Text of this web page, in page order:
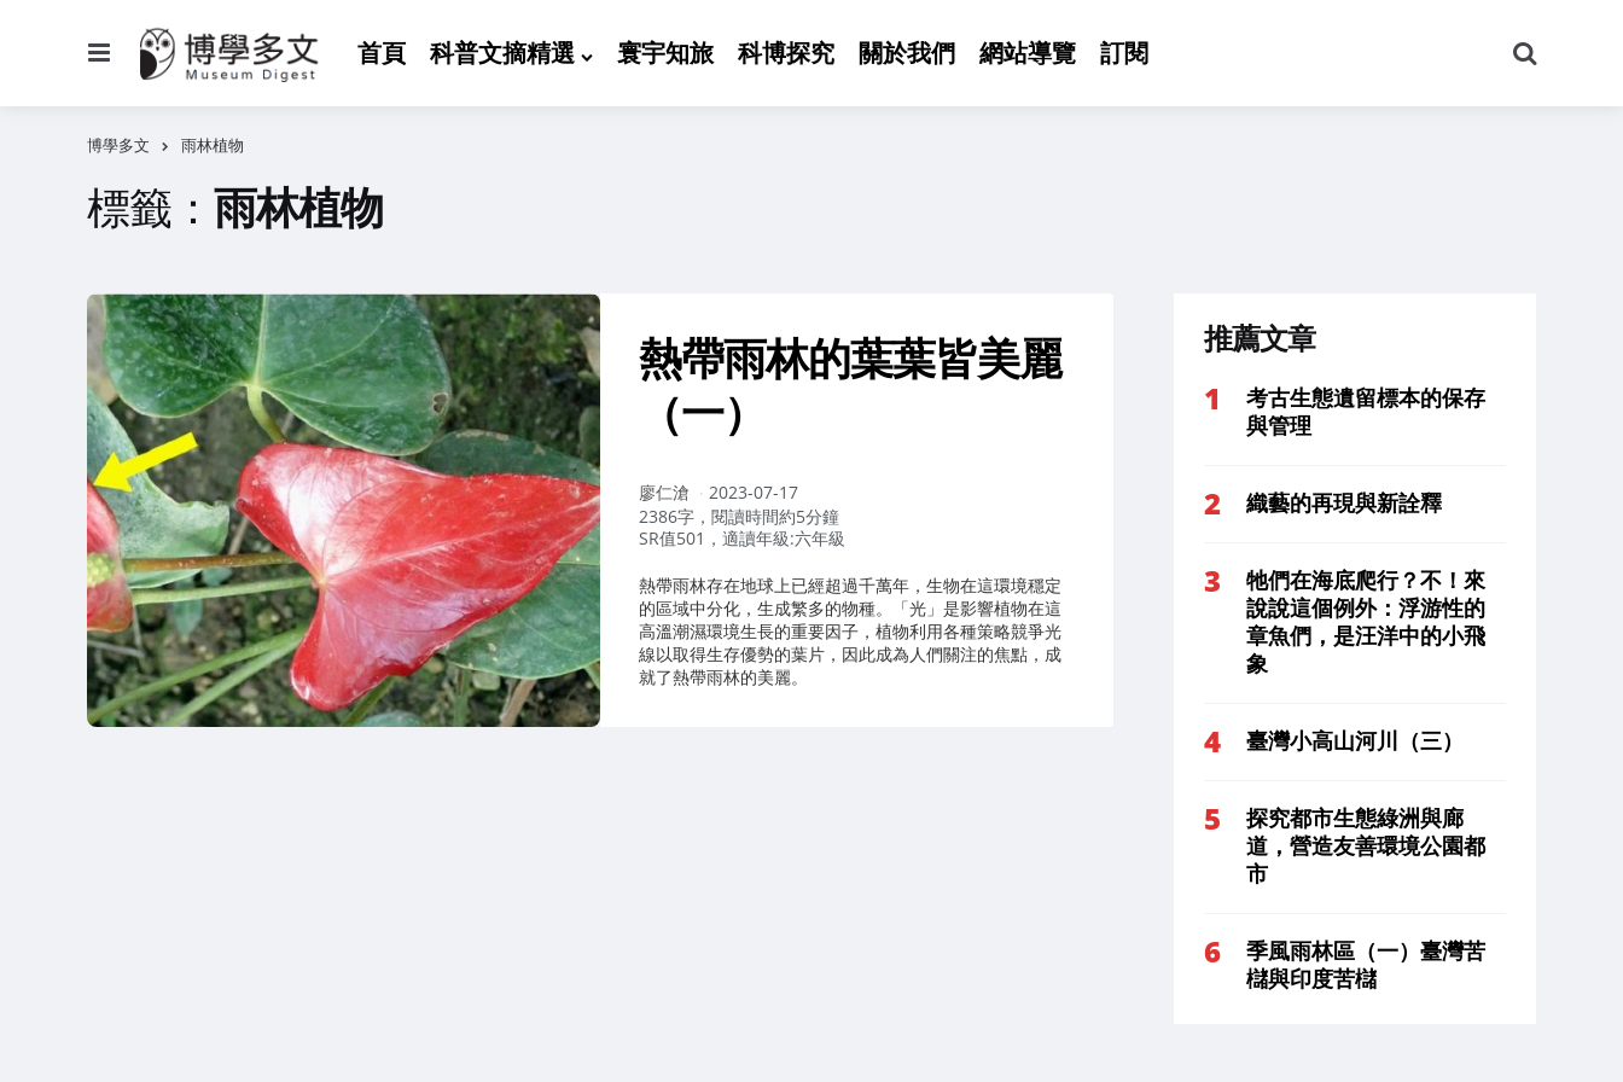
首頁 科普文摘精選 寰宇知旅 科博探究 關於我們 網站導覽 訂閱
尋
博學多文 雨林植物
標籤： 雨林植物
熱帶雨林的葉葉皆美麗
（一）
作
者：
廖仁滄
2023-07-17
2386字，閱讀時間約5分鐘
SR值501，適讀年級:六年級
熱帶雨林存在地球上已經超過千萬年，生物在這環境穩定
的區域中分化，生成繁多的物種。「光」是影響植物在這
高溫潮濕環境生長的重要因子，植物利用各種策略競爭光
線以取得生存優勢的葉片，因此成為人們關注的焦點，成
就了熱帶雨林的美麗。
推薦文章
考古生態遺留標本的保存
與管理
織藝的再現與新詮釋
牠們在海底爬行？不！來
說說這個例外：浮游性的
章魚們，是汪洋中的小飛
象
臺灣小高山河川（三）
探究都市生態綠洲與廊
道，營造友善環境公園都
市
季風雨林區（一）臺灣苦
櫧與印度苦櫧